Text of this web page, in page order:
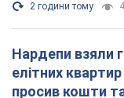
2 години тому
Нардепи взяли
елітних
просив кошти